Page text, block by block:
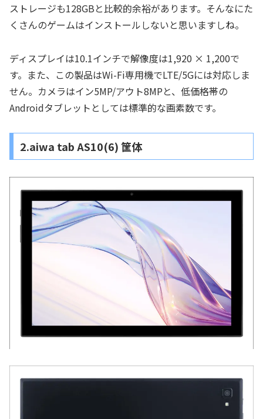
ストレージも128GBと比較的余裕があります。そんなにた
くさんのゲームはインストールしないと思いますしね。
ディスプレイは10.1インチで解像度は1,920 × 1,200で
す。また、この製品はWi-Fi専用機でLTE/5Gには対応しま
せん。カメラはイン5MP/アウト8MPと、低価格帯の
Androidタブレットとしては標準的な画素数です。
2.aiwa tab AS10(6) 筐体